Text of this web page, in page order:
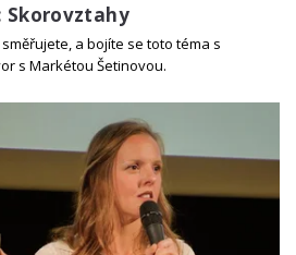
Skorovztahy
a bojíte se toto téma s
s Markétou Šetinovou.